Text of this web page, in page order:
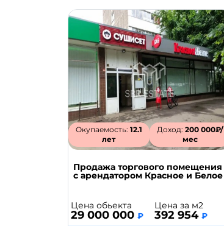
Окупаемость: 12.1
лет
Доход: 200 000₽/
мес
Продажа торгового помещения
с арендатором Красное и Белое
Цена обьекта
29 000 000 ₽
Цена за м2
392 954 ₽